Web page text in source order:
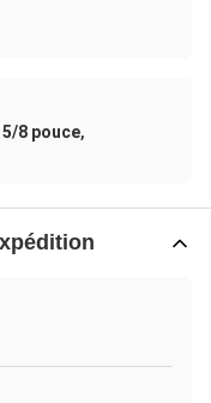
8 pouce,